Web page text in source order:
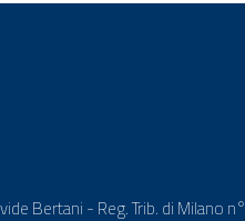
Bertani - Reg. Trib. di Milano n°